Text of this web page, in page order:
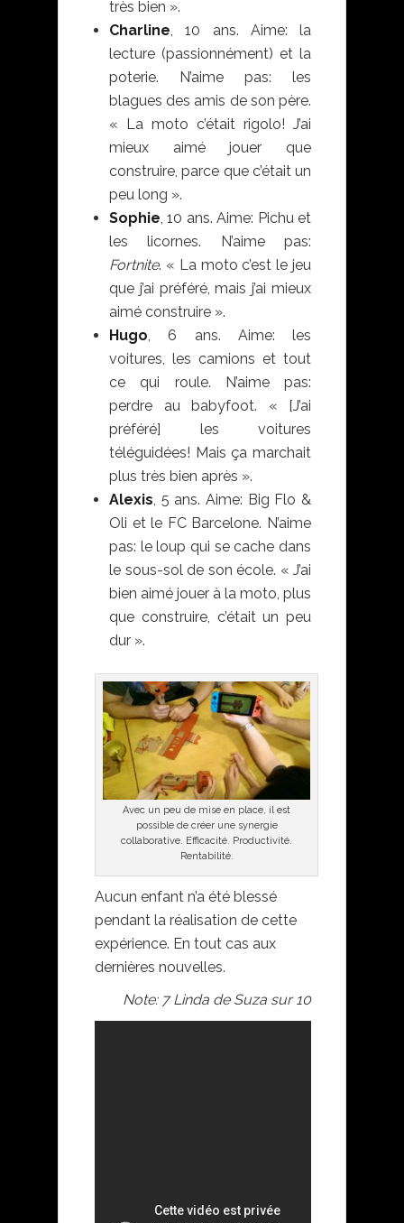
très bien ».
Charline, 10 ans. Aime: la
lecture (passionnément) et la
poterie. N’aime pas: les
blagues des amis de son père.
« La moto c’était rigolo! J’ai
mieux aimé jouer que
construire, parce que c’était un
peu long ».
Sophie, 10 ans. Aime: Pichu et
les licornes. N’aime pas:
Fortnite. « La moto c’est le jeu
que j’ai préféré, mais j’ai mieux
aimé construire ».
Hugo, 6 ans. Aime: les
voitures, les camions et tout
ce qui roule. N’aime pas:
perdre au babyfoot. « [J’ai
préféré] les voitures
téléguidées! Mais ça marchait
plus très bien après ».
Alexis, 5 ans. Aime: Big Flo &
Oli et le FC Barcelone. N’aime
pas: le loup qui se cache dans
le sous-sol de son école. « J’ai
bien aimé jouer à la moto, plus
que construire, c’était un peu
dur ».
Avec un peu de mise en place, il est
possible de créer une synergie
collaborative. Efficacité. Productivité.
Rentabilité.
Aucun enfant n’a été blessé
pendant la réalisation de cette
expérience. En tout cas aux
dernières nouvelles.
Note: 7 Linda de Suza sur 10